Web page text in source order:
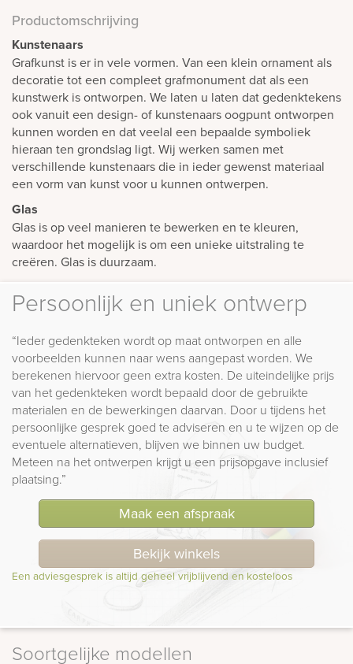
Productomschrijving
Kunstenaars
Grafkunst is er in vele vormen. Van een klein ornament als
decoratie tot een compleet grafmonument dat als een
kunstwerk is ontworpen. We laten u laten dat gedenktekens
ook vanuit een design- of kunstenaars oogpunt ontworpen
kunnen worden en dat veelal een bepaalde symboliek
hieraan ten grondslag ligt. Wij werken samen met
verschillende kunstenaars die in ieder gewenst materiaal
een vorm van kunst voor u kunnen ontwerpen.
Glas
Glas is op veel manieren te bewerken en te kleuren,
waardoor het mogelijk is om een unieke uitstraling te
creëren. Glas is duurzaam.
Persoonlijk en uniek ontwerp
“Ieder gedenkteken wordt op maat ontworpen en alle
voorbeelden kunnen naar wens aangepast worden. We
berekenen hiervoor geen extra kosten. De uiteindelijke prijs
van het gedenkteken wordt bepaald door de gebruikte
materialen en de bewerkingen daarvan. Door u tijdens het
persoonlijke gesprek goed te adviseren en u te wijzen op de
eventuele alternatieven, blijven we binnen uw budget.
Meteen na het ontwerpen krijgt u een prijsopgave inclusief
plaatsing.”
Maak een afspraak
Bekijk winkels
Een adviesgesprek is altijd geheel vrijblijvend en kosteloos
Soortgelijke modellen